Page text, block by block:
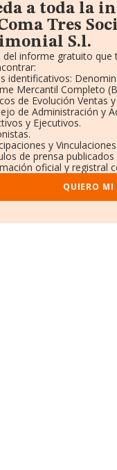
a toda la
Tres
S.l.
del informe gratuito
identificativos:
Mercantil Completo
de Evolución Ventas
de Administración y
y Ejecutivos.
y
de prensa
oficial y registral
QUIERO MI